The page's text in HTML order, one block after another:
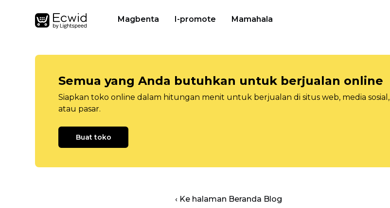
Magbenta I-promote Mamahala
Semua yang Anda butuhkan untuk berjualan online
Siapkan toko online dalam hitungan menit untuk berjualan di situs web, media sosial,
atau pasar.
Buat toko
‹ Ke halaman Beranda Blog